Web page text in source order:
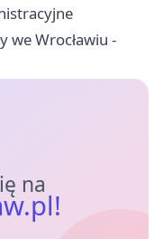
we Wrocławiu -
na